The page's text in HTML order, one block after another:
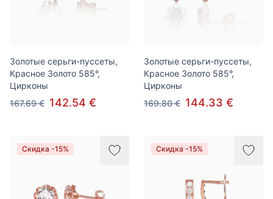
Золотые серьги-пуссеты,
Красное Золото 585°,
Цирконы
167.69 € 142.54 €
Золотые серьги-пуссеты,
Красное Золото 585°,
Цирконы
169.80 € 144.33 €
Скидка -15% Скидка -15%